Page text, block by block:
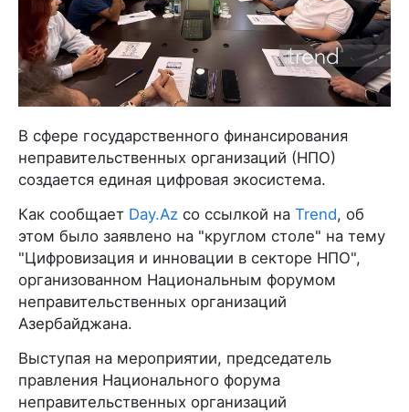
В сфере государственного финансирования
неправительственных организаций (НПО)
создается единая цифровая экосистема.
Как сообщает Day.Az со ссылкой на Trend, об
этом было заявлено на "круглом столе" на тему
"Цифровизация и инновации в секторе НПО",
организованном Национальным форумом
неправительственных организаций
Азербайджана.
Выступая на мероприятии, председатель
правления Национального форума
неправительственных организаций